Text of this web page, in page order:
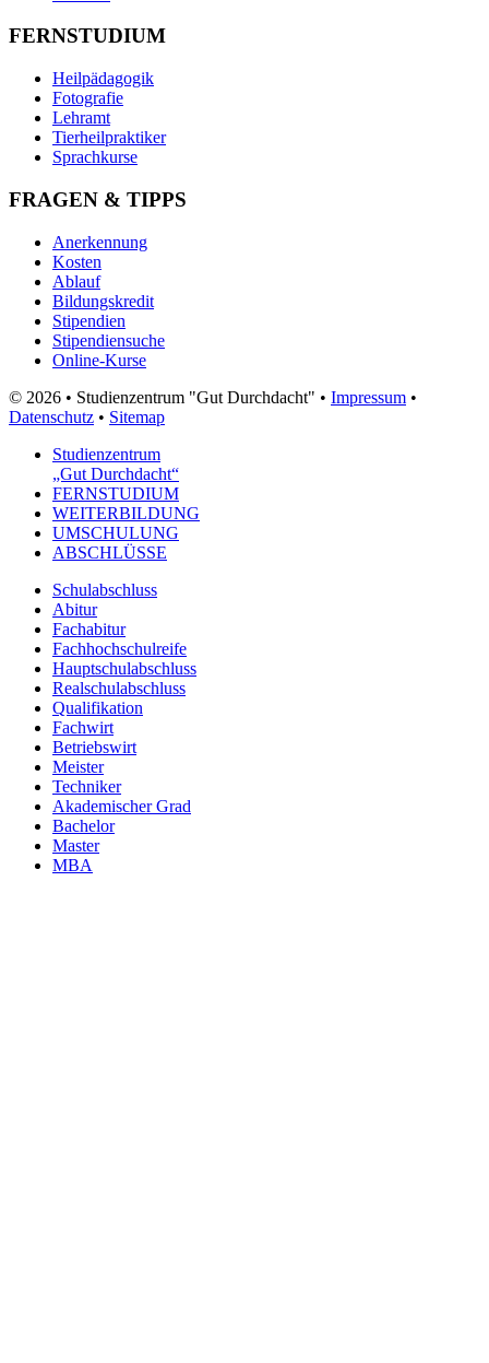
FERNSTUDIUM
Heilpädagogik
Fotografie
Lehramt
Tierheilpraktiker
Sprachkurse
FRAGEN & TIPPS
Anerkennung
Kosten
Ablauf
Bildungskredit
Stipendien
Stipendiensuche
Online-Kurse
© 2026 • Studienzentrum "Gut Durchdacht" • Impressum •
Datenschutz • Sitemap
Studienzentrum
„Gut Durchdacht“
FERNSTUDIUM
WEITERBILDUNG
UMSCHULUNG
ABSCHLÜSSE
Schulabschluss
Abitur
Fachabitur
Fachhochschulreife
Hauptschulabschluss
Realschulabschluss
Qualifikation
Fachwirt
Betriebswirt
Meister
Techniker
Akademischer Grad
Bachelor
Master
MBA